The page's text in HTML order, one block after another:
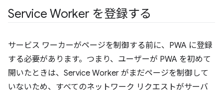
Service Worker を登録する
サービス ワーカーがページを制御する前に、PWA に登録
する必要があります。つまり、ユーザーが PWA を初めて
開いたときは、Service Worker がまだページを制御して
いないため、すべてのネットワーク リクエストがサーバ